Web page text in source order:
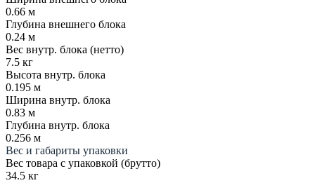
0.66 м
Глубина внешнего блока
0.24 м
Вес внутр. блока (нетто)
7.5 кг
Высота внутр. блока
0.195 м
Ширина внутр. блока
0.83 м
Глубина внутр. блока
0.256 м
Вес и габариты упаковки
Вес товара с упаковкой (брутто)
34.5 кг